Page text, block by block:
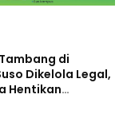
di
Dikelola Legal,
Hentikan